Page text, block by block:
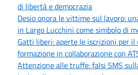
di libertà e democrazia
Desio onora le vittime sul lavoro:
in Largo Lucchini come simbolo di
Gatti liberi: aperte le iscrizioni per
formazione in collaborazione con
Attenzione alle truffe: falsi SMS